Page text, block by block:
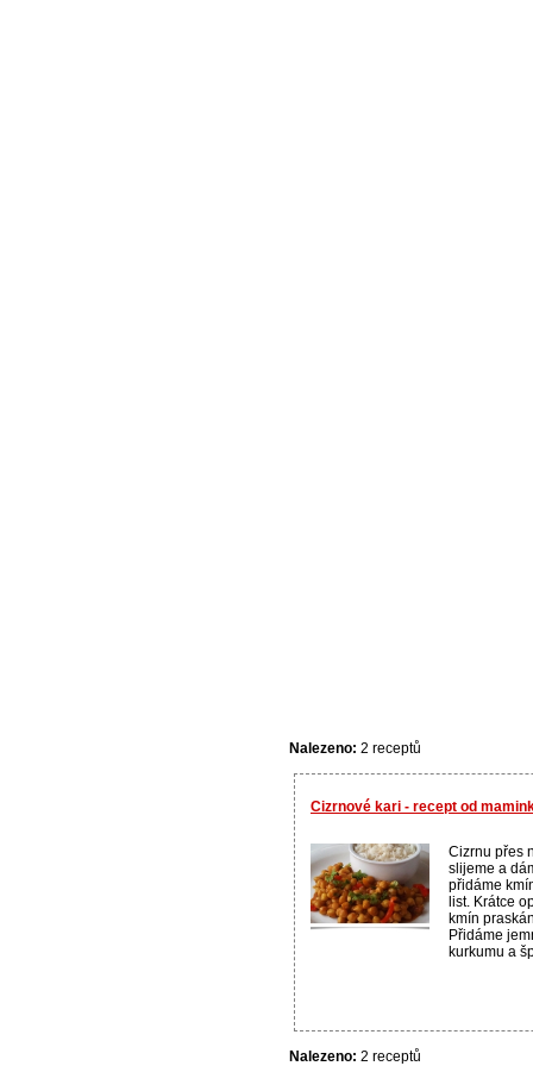
Nalezeno: 2 receptů
Cizrnové kari - recept od
Cizrnu přes
slijeme a
přidáme
list. Krátce
kmín
Přidáme
kurkumu a
Nalezeno: 2 receptů